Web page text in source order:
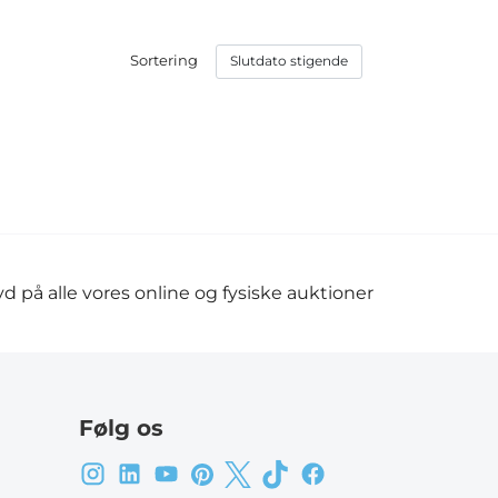
Sortering
på alle vores online og fysiske auktioner
Følg os